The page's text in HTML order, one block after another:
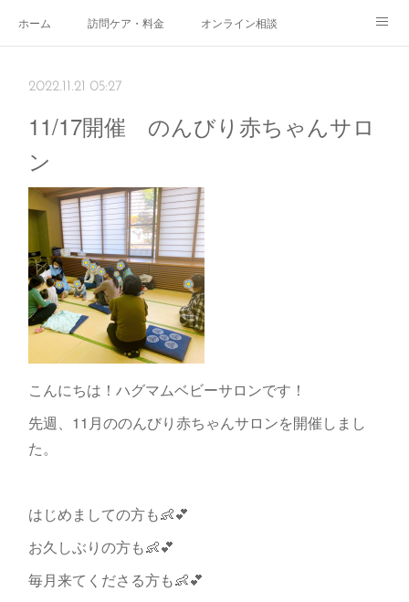
ホーム 訪問ケア・料金 オンライン相談
2022.11.21 05:27
11/17開催 のんびり赤ちゃんサロ
ン
こんにちは！ハグマムベビーサロンです！
先週、11月ののんびり赤ちゃんサロンを開催しまし
た。
はじめましての方も👶💕
お久しぶりの方も👶💕
毎月来てくださる方も👶💕